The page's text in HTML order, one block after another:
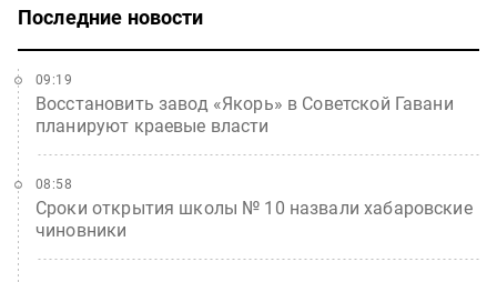
Последние новости
Восстановить завод «Якорь» в Советской Гавани
планируют краевые власти
09:19
Сроки открытия школы № 10 назвали хабаровские
чиновники
08:58